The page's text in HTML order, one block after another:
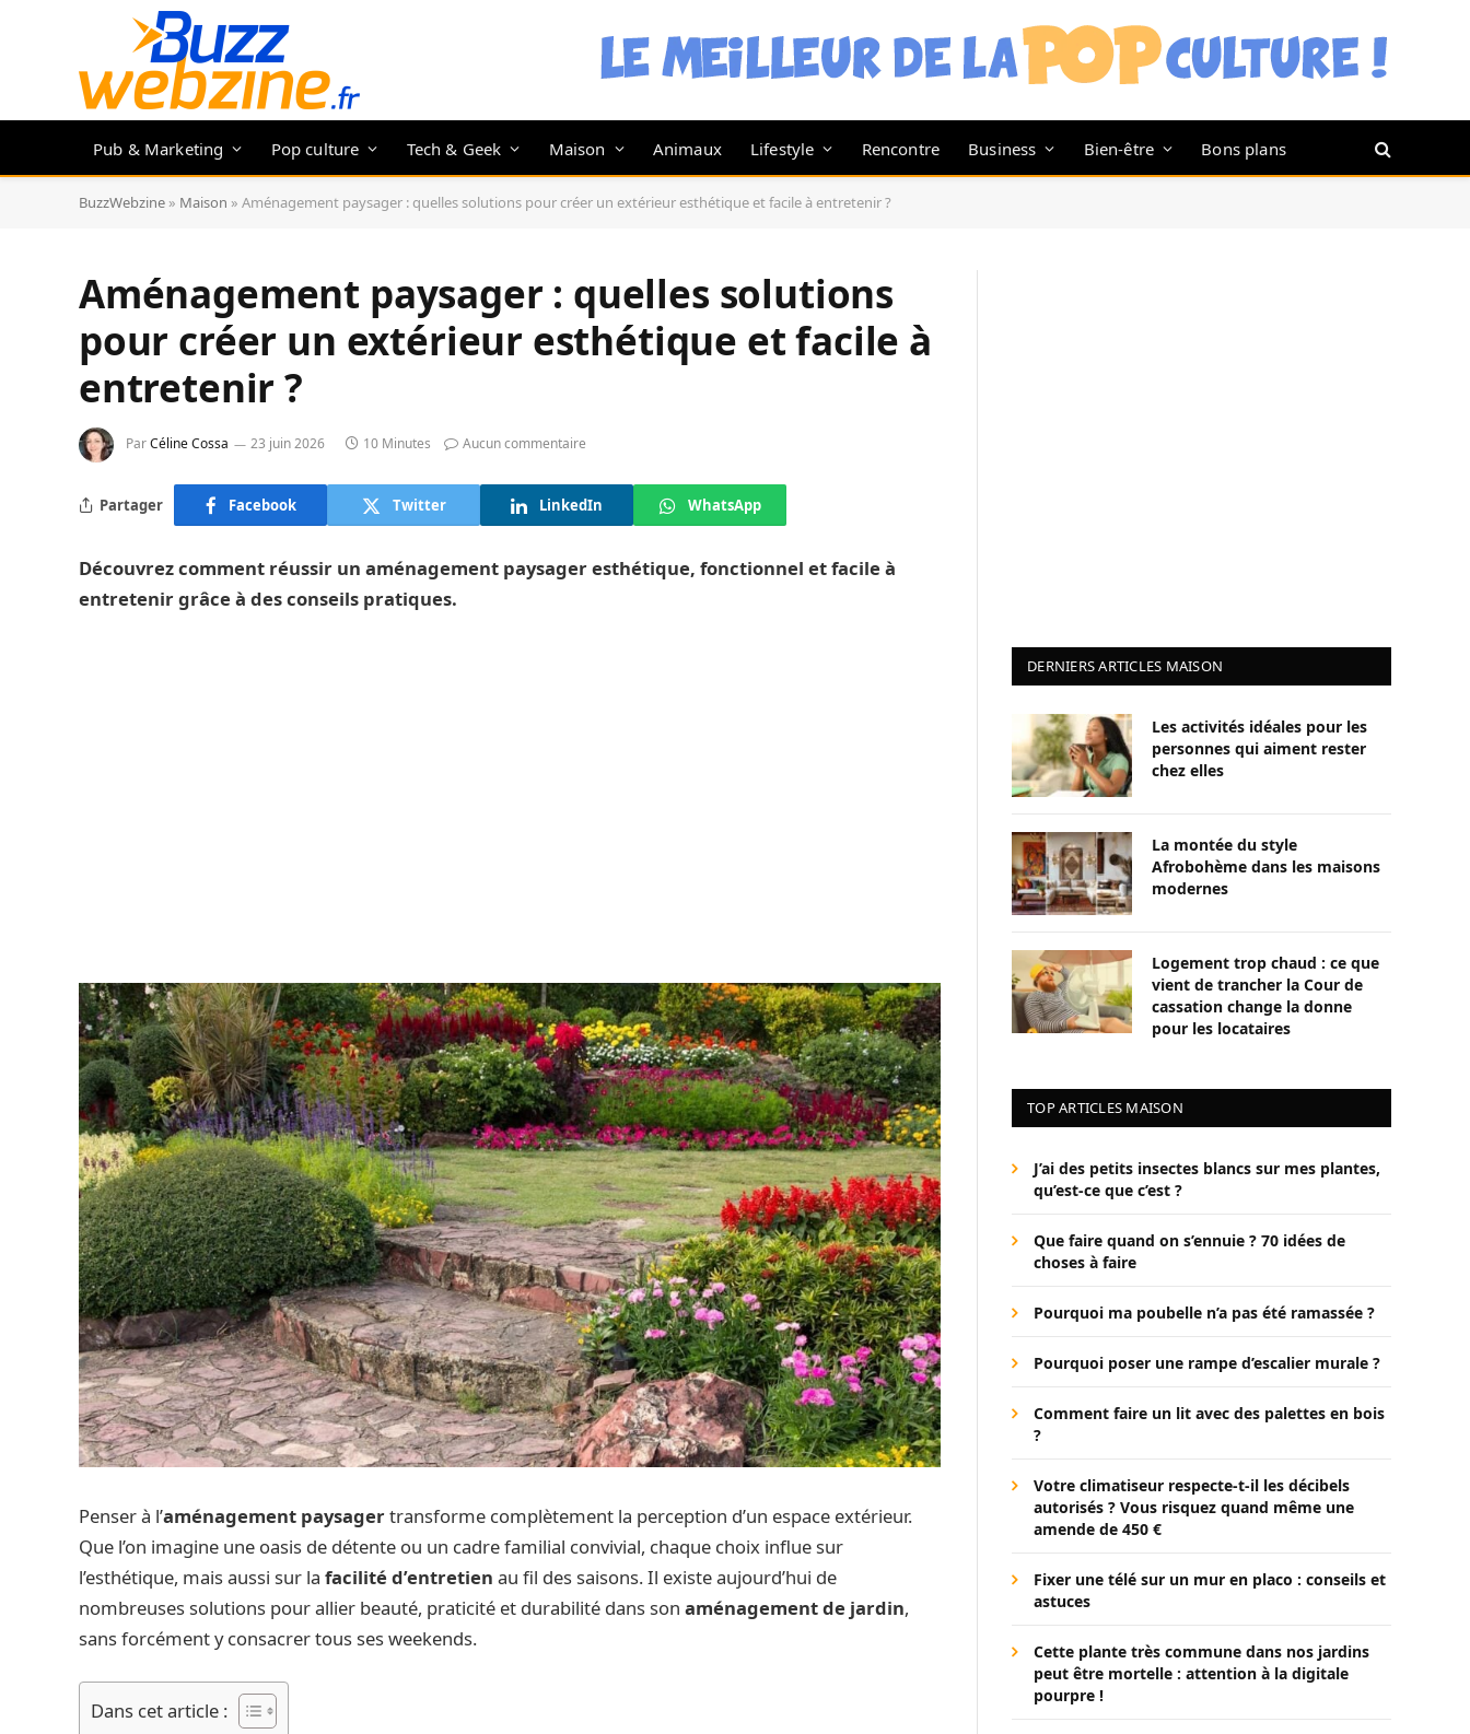
Pub & Marketing Pop culture Tech & Geek Maison Animaux Lifestyle Rencontre Business Bien-être Bons plans
BuzzWebzine » Maison » Aménagement paysager : quelles solutions pour créer un extérieur esthétique et facile à entretenir ?
Aménagement paysager : quelles solutions
pour créer un extérieur esthétique et facile à
entretenir ?
ParCéline Cossa 23 juin 2026 10 Minutes Aucun commentaire
Partager Facebook Twitter LinkedIn WhatsApp
Découvrez comment réussir un aménagement paysager esthétique, fonctionnel et facile à
entretenir grâce à des conseils pratiques.
Penser à l’aménagement paysagertransforme complètement la perception d’un espace extérieur.
Que l’on imagine une oasis de détente ou un cadre familial convivial, chaque choix influe sur
l’esthétique, mais aussi sur la facilité d’entretien au fil des saisons. Il existe aujourd’hui de
nombreuses solutions pour allier beauté, praticité et durabilité dans son aménagement de jardin,
sans forcément y consacrer tous ses weekends.
Dans cet article :
DERNIERS ARTICLES MAISON
Les activités idéales pour les
personnes qui aiment rester
chez elles
La montée du style
Afrobohème dans les maisons
modernes
Logement trop chaud : ce que
vient de trancher la Cour de
cassation change la donne
pour les locataires
TOP ARTICLES MAISON
J’ai des petits insectes blancs sur mes plantes,
qu’est-ce que c’est ?
Que faire quand on s’ennuie ? 70 idées de
choses à faire
Pourquoi ma poubelle n’a pas été ramassée ?
Pourquoi poser une rampe d’escalier murale ?
Comment faire un lit avec des palettes en bois
?
Votre climatiseur respecte-t-il les décibels
autorisés ? Vous risquez quand même une
amende de 450 €
Fixer une télé sur un mur en placo : conseils et
astuces
Cette plante très commune dans nos jardins
peut être mortelle : attention à la digitale
pourpre !